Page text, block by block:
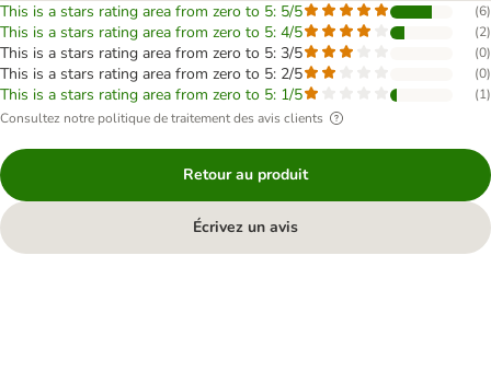
This is a stars rating area from zero to 5: 5/5 (6)
This is a stars rating area from zero to 5: 4/5 (2)
This is a stars rating area from zero to 5: 3/5 (0)
This is a stars rating area from zero to 5: 2/5 (0)
This is a stars rating area from zero to 5: 1/5 (1)
Consultez notre politique de traitement des avis clients
Retour au produit
Écrivez un avis